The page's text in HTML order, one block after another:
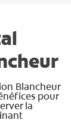
Blancheur
pour
la